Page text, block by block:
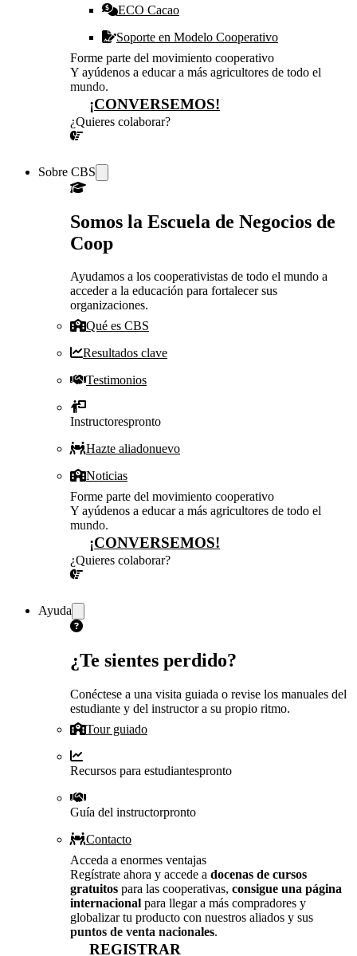
ECO Cacao
Soporte en Modelo Cooperativo
Forme parte del movimiento cooperativo
Y ayúdenos a educar a más agricultores de todo el
mundo.
¡CONVERSEMOS!
¿Quieres colaborar?
Sobre CBS
Somos la Escuela de Negocios de
Coop
Ayudamos a los cooperativistas de todo el mundo a
acceder a la educación para fortalecer sus
organizaciones.
Qué es CBS
Resultados clave
Testimonios
Instructorespronto
Hazte aliadonuevo
Noticias
Forme parte del movimiento cooperativo
Y ayúdenos a educar a más agricultores de todo el
mundo.
¡CONVERSEMOS!
¿Quieres colaborar?
Ayuda
¿Te sientes perdido?
Conéctese a una visita guiada o revise los manuales del
estudiante y del instructor a su propio ritmo.
Tour guiado
Recursos para estudiantespronto
Guía del instructorpronto
Contacto
Acceda a enormes ventajas
Regístrate ahora y accede a docenas de cursos
gratuitos para las cooperativas, consigue una página
internacional para llegar a más compradores y
globalizar tu producto con nuestros aliados y sus
puntos de venta nacionales.
REGISTRAR